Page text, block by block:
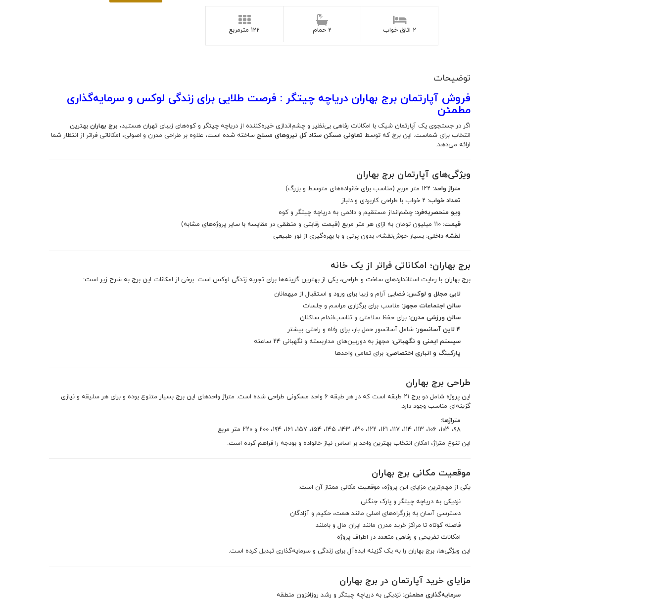
2 اتاق خواب 2 حمام 122 مترمربع
توضیحات
فروش آپارتمان برج بهاران دریاچه چیتگر : فرصت طلایی برای زندگی لوکس و سرمایه‌گذاری
مطمئن
اگر در جستجوی یک آپارتمان شیک با امکانات رفاهی بی‌نظیر و چشم‌اندازی خیره‌کننده از دریاچه چیتگر و کوه‌های زیبای تهران هستید، برج بهاران بهترین
انتخاب برای شماست. این برج که توسط تعاونی مسکن ستاد کل نیروهای مسلح ساخته شده است، علاوه بر طراحی مدرن و اصولی، امکاناتی فراتر از انتظار شما
ارائه می‌دهد.
ویژگی‌های آپارتمان برج بهاران
متراژ واحد:
تعداد خواب:
ویو منحصربه‌فرد: چشم‌انداز مستقیم و دائمی به دریاچه چیتگر و کوه
قیمت: ۱۱۰ میلیون تومان به ازای هر متر مربع (قیمت رقابتی و منطقی در مقایسه با سایر پروژه‌های مشابه)
نقشه داخلی: بسیار خوش‌نقشه، بدون پرتی و با بهره‌گیری از نور طبیعی
برج بهاران؛ امکاناتی فراتر از یک خانه
برج بهاران با رعایت استانداردهای ساخت و طراحی، یکی از بهترین گزینه‌ها برای تجربه زندگی لوکس است. برخی از امکانات این برج به شرح زیر است:
لابی مجلل و لوکس: فضایی آرام و زیبا برای ورود و استقبال از میهمانان
سالن اجتماعات مجهز: مناسب برای برگزاری مراسم و جلسات
سالن ورزشی مدرن: برای حفظ سلامتی و تناسب‌اندام ساکنان
۴ لاین آسانسور:
شامل آسانسور حمل بار، برای رفاه و راحتی بیشتر
سیستم ایمنی و نگهبانی: مجهز به دوربین‌های مداربسته و نگهبانی ۲۴ ساعته
پارکینگ و انباری اختصاصی: برای تمامی واحدها
طراحی برج بهاران
این پروژه شامل دو برج ۲۱ طبقه است که در هر طبقه ۶ واحد مسکونی طراحی شده است. متراژ واحدهای این برج بسیار متنوع بوده و برای هر سلیقه و نیازی
گزینه‌ای مناسب وجود دارد:
متراژها:
۹۸، ۱۰۳، ۱۰۶، ۱۱۳، ۱۱۴، ۱۱۷، ۱۲۱، ۱۲۲، ۱۳۰، ۱۴۳، ۱۴۵، ۱۵۴، ۱۵۷، ۱۶۱، ۱۹۴، ۲۰۰ و ۲۲۰ متر مربع
این تنوع متراژ، امکان انتخاب بهترین واحد بر اساس نیاز خانواده و بودجه را فراهم کرده است.
موقعیت مکانی برج بهاران
یکی از مهم‌ترین مزایای این پروژه، موقعیت مکانی ممتاز آن است:
نزدیکی به دریاچه چیتگر و پارک جنگلی
دسترسی آسان به بزرگراه‌های اصلی مانند همت، حکیم و آزادگان
فاصله کوتاه تا مراکز خرید مدرن مانند ایران مال و باملند
امکانات تفریحی و رفاهی متعدد در اطراف پروژه
این ویژگی‌ها، برج بهاران را به یک گزینه ایده‌آل برای زندگی و سرمایه‌گذاری تبدیل کرده است.
مزایای خرید آپارتمان در برج بهاران
سرمایه‌گذاری مطمئن: نزدیکی به دریاچه چیتگر و رشد روزافزون منطقه